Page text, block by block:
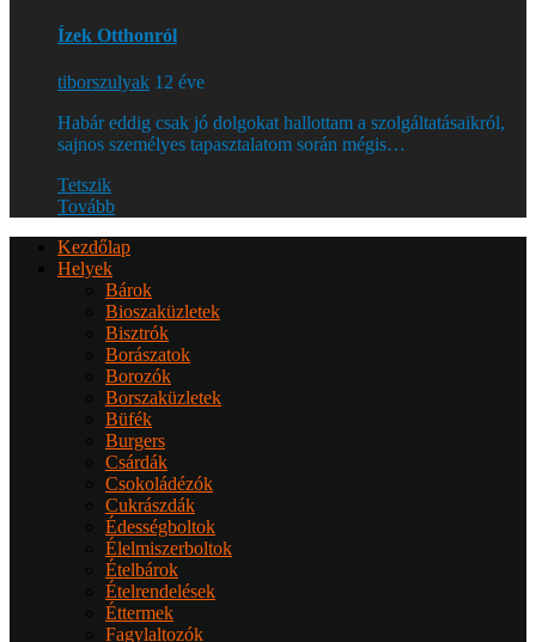
Ízek Otthonról
tiborszulyak 12 éve
Habár eddig csak jó dolgokat hallottam a szolgáltatásaikról,
sajnos személyes tapasztalatom során mégis…
Tetszik
Tovább
Kezdőlap
Helyek
Bárok
Bioszaküzletek
Bisztrók
Borászatok
Borozók
Borszaküzletek
Büfék
Burgers
Csárdák
Csokoládézók
Cukrászdák
Édességboltok
Élelmiszerboltok
Ételbárok
Ételrendelések
Éttermek
Fagylaltozók